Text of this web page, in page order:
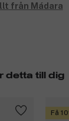
från Mádara
detta till dig
Få